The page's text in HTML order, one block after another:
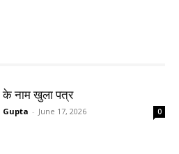
के नाम खुला पत्र
Gupta - June 17, 2026 0